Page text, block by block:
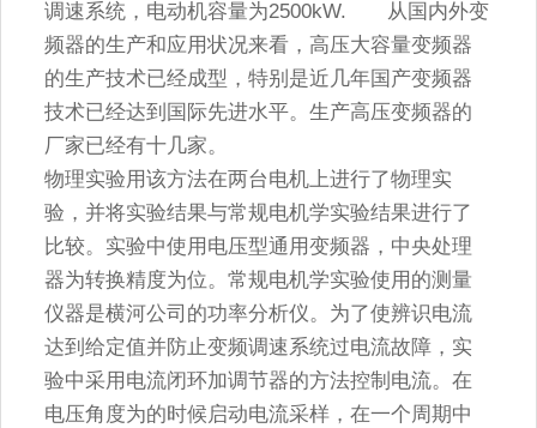
调速系统，电动机容量为2500kW. 从国内外变
频器的生产和应用状况来看，高压大容量变频器
的生产技术已经成型，特别是近几年国产变频器
技术已经达到国际先进水平。生产高压变频器的
厂家已经有十几家。
物理实验用该方法在两台电机上进行了物理实
验，并将实验结果与常规电机学实验结果进行了
比较。实验中使用电压型通用变频器，中央处理
器为转换精度为位。常规电机学实验使用的测量
仪器是横河公司的功率分析仪。为了使辨识电流
达到给定值并防止变频调速系统过电流故障，实
验中采用电流闭环加调节器的方法控制电流。在
电压角度为的时候启动电流采样，在一个周期中